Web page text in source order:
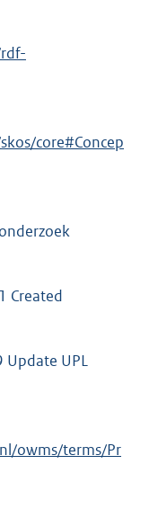
core#Concep
Created
UPL
owms/terms/Pr